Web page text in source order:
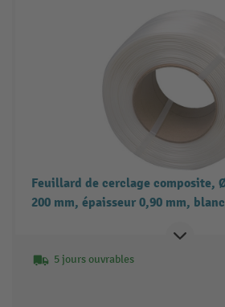
Feuillard de cerclage composite,
200 mm, épaisseur 0,90 mm, blanc
5 jours ouvrables